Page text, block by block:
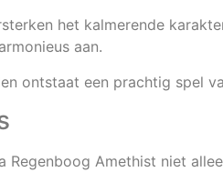
het kalmerende
aan.
ontstaat een prachtig spel
Amethist niet